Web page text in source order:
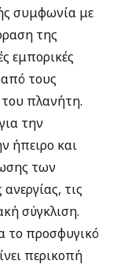
συμφωνία με
της
εμπορικές
τους
πλανήτη.
την
ήπειρο και
των
τις
σύγκλιση.
το προσφυγικό
περικοπή